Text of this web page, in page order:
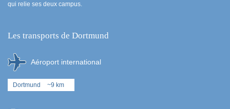
qui relie ses deux campus.
Les transports de Dortmund
Aéroport international
Dortmund ~9 km